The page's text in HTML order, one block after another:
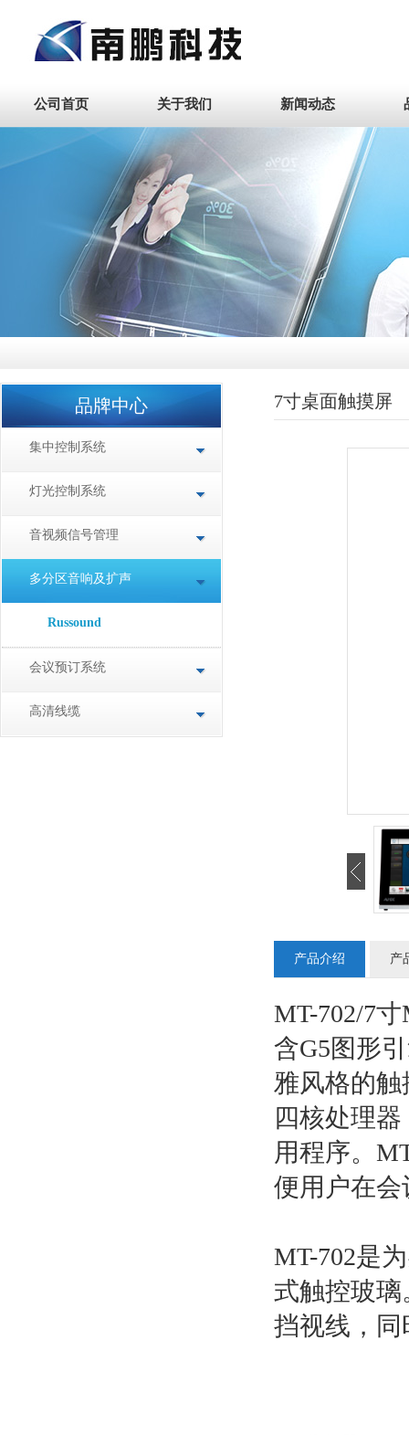
公司首页 关于我们 新闻动态
品牌中心
集中控制系统
灯光控制系统
音视频信号管理
多分区音响及扩声
Russound
会议预订系统
高清线缆
7寸桌面触摸屏
产品介绍 产
MT-702/7
含G5图形
雅风格的
四核处理
用程序。
便用户在
MT-702是
式触控玻
挡视线，